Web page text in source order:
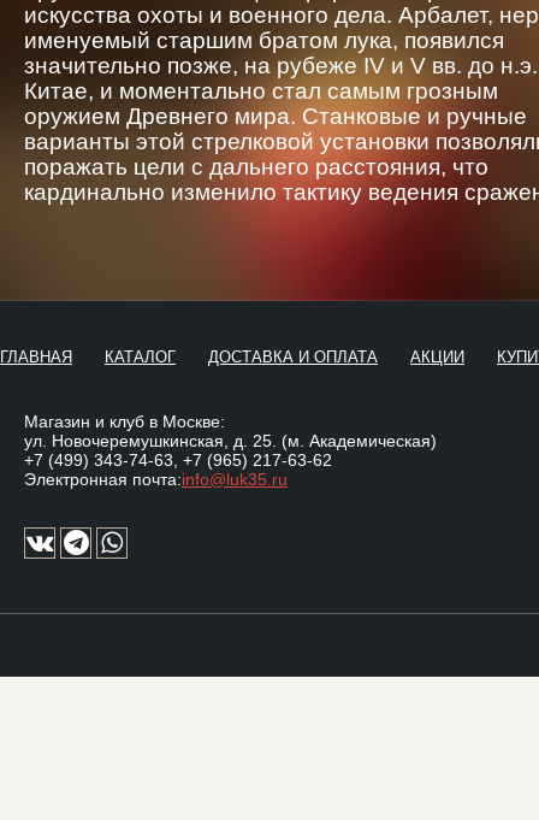
искусства охоты и военного дела. Арбалет,
именуемый старшим братом лука, появился
значительно позже, на рубеже IV и V вв. до
Китае, и моментально стал самым грозным
оружием Древнего мира. Станковые и ручные
варианты этой стрелковой установки
поражать цели с дальнего расстояния, что
кардинально изменило тактику ведения
ГЛАВНАЯ КАТАЛОГ ДОСТАВКА И ОПЛАТА АКЦИИ
Магазин и клуб в Москве:
ул. Новочеремушкинская, д. 25. (м. Академическая)
+7 (499) 343-74-63 +7 (965) 217-63-62
Электронная почта:info@luk35.ru